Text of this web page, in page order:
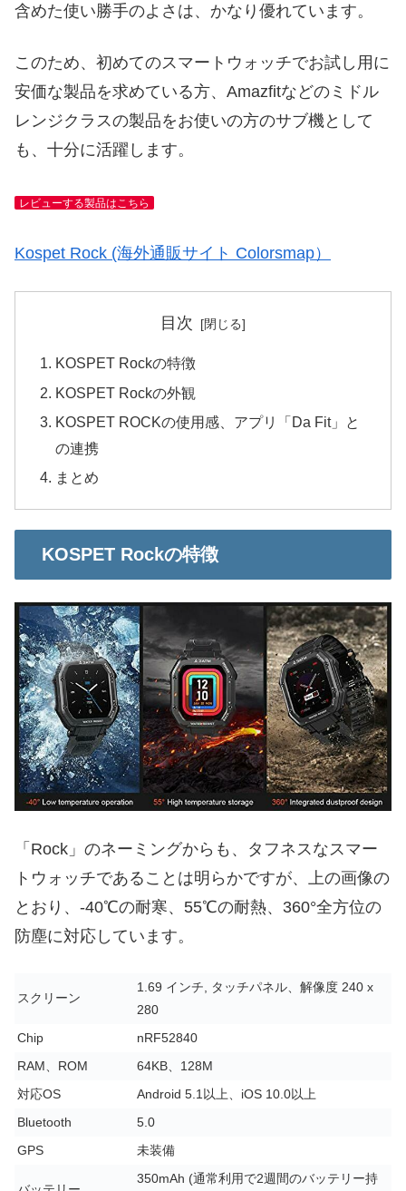
含めた使い勝手のよさは、かなり優れています。
このため、初めてのスマートウォッチでお試し用に
安価な製品を求めている方、Amazfitなどのミドル
レンジクラスの製品をお使いの方のサブ機として
も、十分に活躍します。
レビューする製品はこちら
Kospet Rock (海外通販サイト Colorsmap）
目次
KOSPET Rockの特徴
KOSPET Rockの外観
KOSPET ROCKの使用感、アプリ「Da Fit」と
の連携
まとめ
KOSPET Rockの特徴
「Rock」のネーミングからも、タフネスなスマー
トウォッチであることは明らかですが、上の画像の
とおり、-40℃の耐寒、55℃の耐熱、360°全方位の
防塵に対応しています。
スクリーン
1.69 インチ, タッチパネル、解像度 240 x
280
Chip
nRF52840
RAM、ROM
64KB、128M
対応OS
Android 5.1以上、iOS 10.0以上
Bluetooth
5.0
GPS
未装備
350mAh (通常利用で2週間のバッテリー持